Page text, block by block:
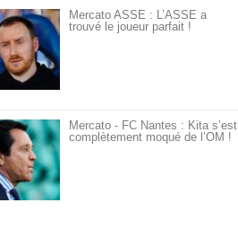
Mercato ASSE : L’ASSE a
trouvé le joueur parfait !
Mercato - FC Nantes : Kita s’est
complètement moqué de l’OM !